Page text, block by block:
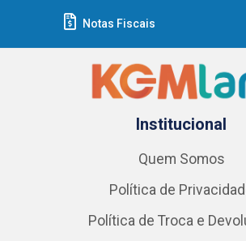
Notas Fiscais
Institucional
Quem Somos
Política de
Política de Troca e